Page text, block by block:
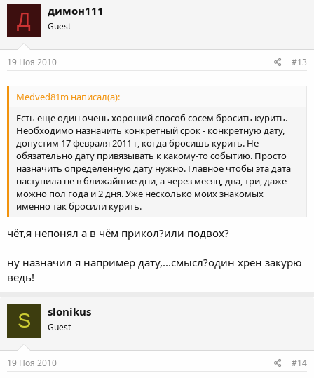
Д димон111
Guest
19 Ноя 2010 #13
Medved81m написал(а):
Есть еще один очень хороший способ сосем бросить курить.
Необходимо назначить конкретный срок - конкретную дату,
допустим 17 февраля 2011 г, когда бросишь курить. Не
обязательно дату привязывать к какому-то событию. Просто
назначить определенную дату нужно. Главное чтобы эта дата
наступила не в ближайшие дни, а через месяц, два, три, даже
можно пол года и 2 дня. Уже несколько моих знакомых
именно так бросили курить.
чёт,я непонял а в чём прикол?или подвох?
ну назначил я например дату,...смысл?один хрен закурю
ведь!
S slonikus
Guest
19 Ноя 2010 #14